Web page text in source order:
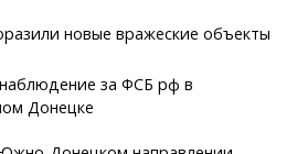
новые вражеские объекты
за ФСБ рф в
Донецке